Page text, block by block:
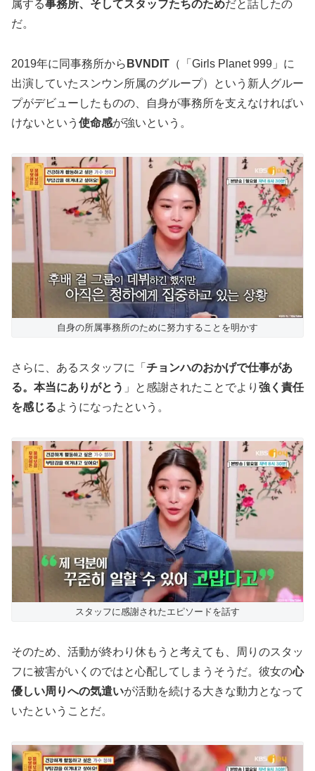
属する事務所、そしてスタッフたちのためだと話したの
だ。
2019年に同事務所から BVNDIT （「Girls Planet 999」に
出演していたスンウン所属のグループ）という新人グルー
プがデビューしたものの、自身が事務所を支えなければい
けないという 使命感が強いという。
自身の所属事務所のために努力することを明かす
さらに、あるスタッフに「 チョンハのおかげで仕事があ
る。本当にありがとう 」と感謝されたことでより 強く責任
を感じるようになったという。
スタッフに感謝されたエピソードを話す
そのため、活動が終わり休もうと考えても、周りのスタッ
フに被害がいくのではと心配してしまうそうだ。彼女の心
優しい周りへの気遣いが活動を続ける大きな動力となって
いたということだ。